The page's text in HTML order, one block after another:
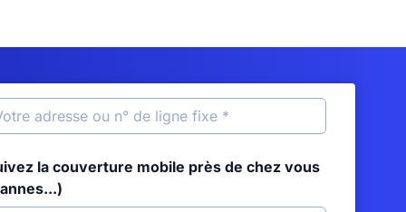
la couverture mobile près de chez vous